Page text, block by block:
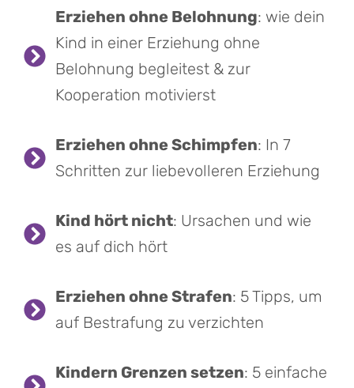
Erziehen ohne Belohnung: wie dein
Kind in einer Erziehung ohne
Belohnung begleitest & zur
Kooperation motivierst
Erziehen ohne Schimpfen: In 7
Schritten zur liebevolleren Erziehung
Kind hört nicht: Ursachen und wie
es auf dich hört
Erziehen ohne Strafen: 5 Tipps, um
auf Bestrafung zu verzichten
Kindern Grenzen setzen: 5 einfache